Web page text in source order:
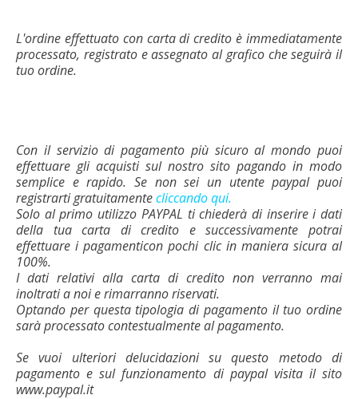
L'ordine effettuato con carta di credito è immediatamente
processato, registrato e assegnato al grafico che seguirà il
tuo ordine.
Con il servizio di pagamento più sicuro al mondo puoi
effettuare gli acquisti sul nostro sito pagando in modo
semplice e rapido. Se non sei un utente paypal puoi
registrarti gratuitamentecliccando qui.
Solo al primo utilizzo PAYPAL ti chiederà di inserire i dati
della tua carta di credito e successivamente potrai
effettuare i pagamenticon pochi clic in maniera sicura al
100%.
I dati relativi alla carta di credito non verranno mai
inoltrati a noi e rimarranno riservati.
Optando per questa tipologia di pagamento il tuo ordine
sarà processato contestualmente al pagamento.
Se vuoi ulteriori delucidazioni su questo metodo di
pagamento e sul funzionamento di paypal visita il sito
www.paypal.it